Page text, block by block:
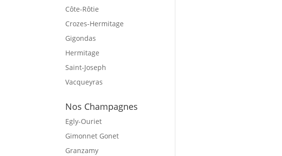
Côte-Rôtie
Crozes-Hermitage
Gigondas
Hermitage
Saint-Joseph
Vacqueyras
Nos Champagnes
Egly-Ouriet
Gimonnet Gonet
Granzamy